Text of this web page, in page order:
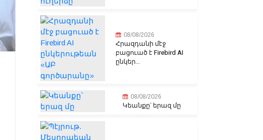
08/08/2026
Հրազդանի մէջ
բացուած է Firebird AI
ընկեր...
08/08/2026
Կեանքը՝ երազ մը